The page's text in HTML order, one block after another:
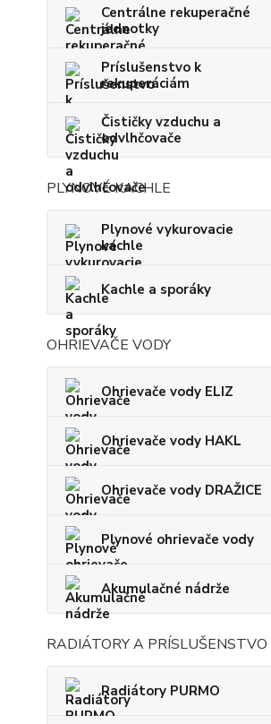
Centrálne rekuperačné
jednotky
Príslušenstvo k
rekuperáciám
Čističky vzduchu a
odvlhčovače
PLYNOVÉ KACHLE
Plynové vykurovacie
kachle
Kachle a sporáky
OHRIEVAČE VODY
Ohrievače vody ELIZ
Ohrievače vody HAKL
Ohrievače vody DRAŽICE
Plynové ohrievače vody
Akumulačné nádrže
RADIÁTORY A PRÍSLUŠENSTVO
Radiátory PURMO